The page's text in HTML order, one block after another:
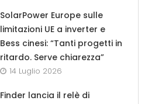
SolarPower Europe sulle
limitazioni UE a inverter e
Bess cinesi: “Tanti progetti in
ritardo. Serve chiarezza”
14 Luglio 2026
Finder lancia il relè di